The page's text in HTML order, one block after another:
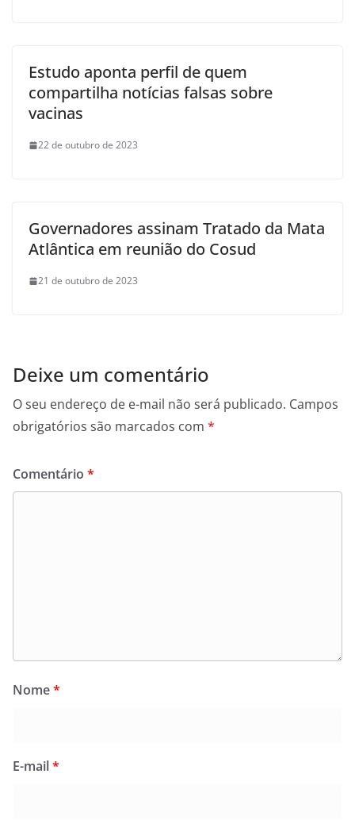
Estudo aponta perfil de quem
compartilha notícias falsas sobre
vacinas
22 de outubro de 2023
Governadores assinam Tratado da Mata
Atlântica em reunião do Cosud
21 de outubro de 2023
Deixe um comentário
O seu endereço de e-mail não será publicado. Campos
obrigatórios são marcados com *
Comentário *
Nome*
E-mail*